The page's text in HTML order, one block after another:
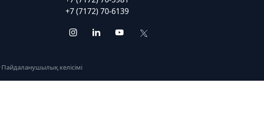
+7 (7172) 70-6139
·Пайдаланушылық келісімі